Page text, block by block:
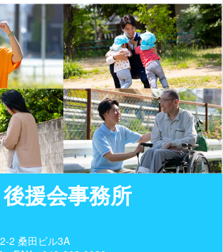
援会事務所
2 桑田ビル3A